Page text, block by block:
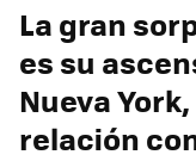
La gran
es su
Nueva
relación